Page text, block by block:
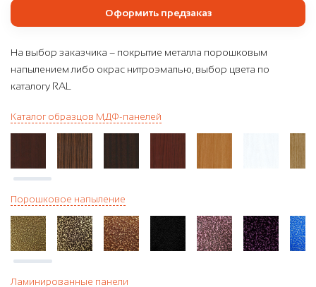
Оформить предзаказ
На выбор заказчика – покрытие металла порошковым
напылением либо окрас нитроэмалью, выбор цвета по
каталогу RAL
Каталог образцов МДФ-панелей
Порошковое напыление
Ламинированные панели